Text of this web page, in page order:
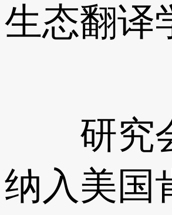
生态翻译
研究会
纳入美国